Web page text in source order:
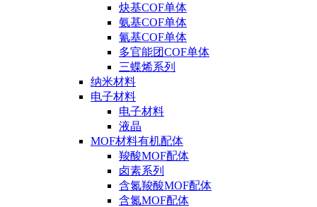
炔基COF单体
氨基COF单体
氰基COF单体
多官能团COF单体
三蝶烯系列
纳米材料
电子材料
电子材料
液晶
MOF材料有机配体
羧酸MOF配体
卤素系列
含氮羧酸MOF配体
含氮MOF配体